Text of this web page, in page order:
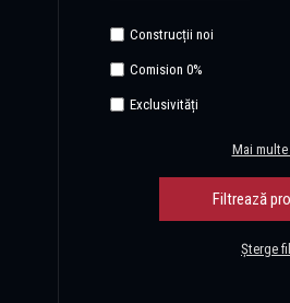
Construcții noi
Comision 0%
Exclusivități
Mai
Șterge